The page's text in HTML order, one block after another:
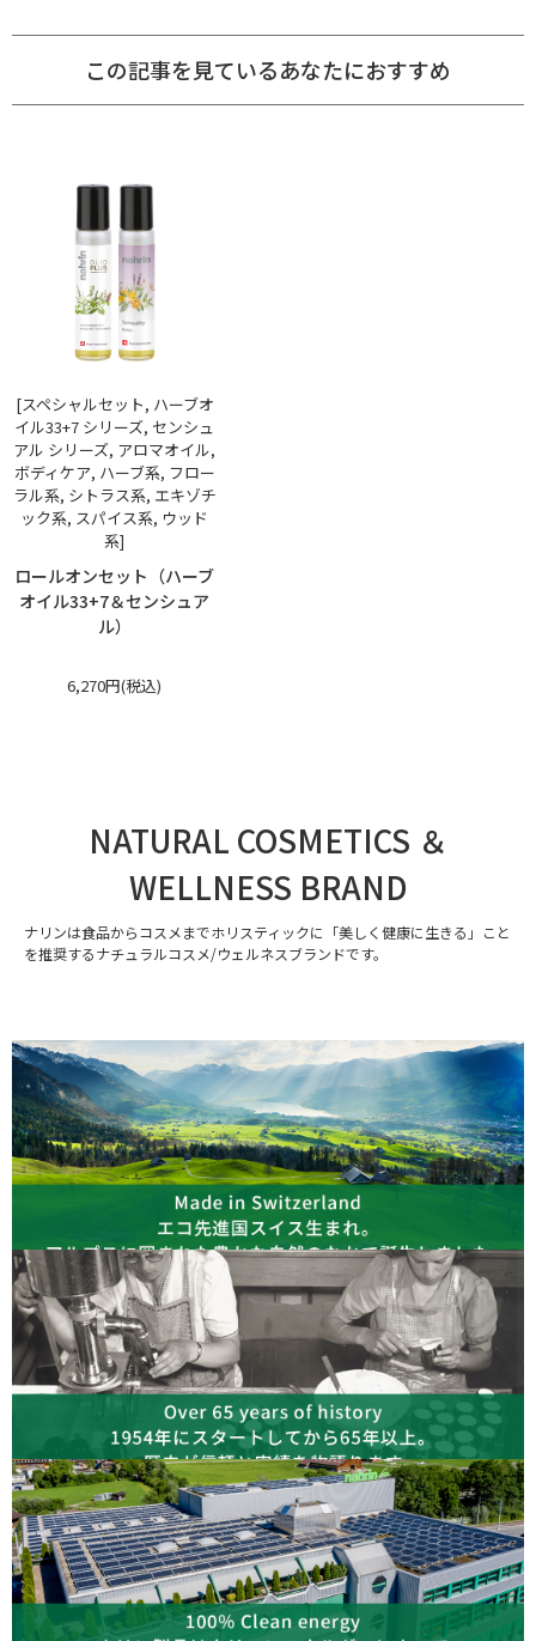
この記事を見ているあなたにおすすめ
[スペシャルセット, ハーブオ
イル33+7 シリーズ, センシュ
アル シリーズ, アロマオイル,
ボディケア, ハーブ系, フロー
ラル系, シトラス系, エキゾチ
ック系, スパイス系, ウッド
系]
ロールオンセット（ハーブ
オイル33+7＆センシュア
ル）
6,270円(税込)
NATURAL COSMETICS ＆
WELLNESS BRAND
ナリンは食品からコスメまでホリスティックに「美しく健康に生きる」こと
を推奨するナチュラルコスメ/ウェルネスブランドです。